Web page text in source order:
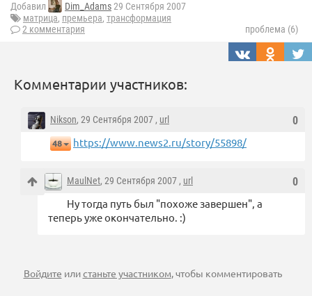
Добавил Dim_Adams29 Сентября 2007
матрица, премьера, трансформация
2 комментария
проблема (6)
Комментарии участников:
0
Nikson, 29 Сентября 2007 , url
48 https://www.news2.ru/story/55898/
0
MaulNet, 29 Сентября 2007 , url
Ну тогда путь был "похоже завершен", а
теперь уже окончательно. :)
Войдите илистаньте участником, чтобы комментировать